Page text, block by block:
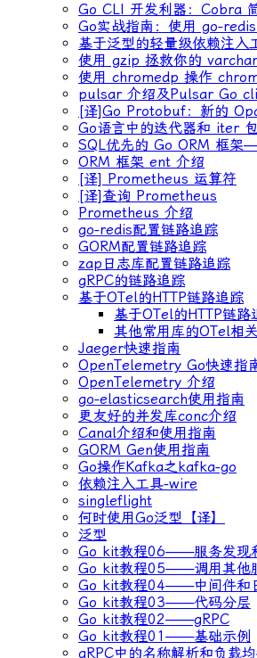
Go CLI 开发利器：Cobra
Go实战指南：使用 go-
基于泛型的轻量级依赖注入
使用 gzip 拯救你的 varchar
使用 chromedp 操作
pulsar 介绍及Pulsar Go
[译]Go Protobuf：新的
Go语言中的迭代器和 iter
SQL优先的 Go ORM 框
ORM 框架 ent 介绍
[译] Prometheus 运算符
[译]查询 Prometheus
Prometheus 介绍
go-redis配置链路追踪
GORM配置链路追踪
zap日志库配置链路追踪
gRPC的链路追踪
基于OTel的HTTP链路追踪
基于OTel的HTTP链路
其他常用库的OTel相
Jaeger快速指南
OpenTelemetry Go快速指
OpenTelemetry 介绍
go-elasticsearch使用指南
更友好的并发库conc介绍
Canal介绍和使用指南
GORM Gen使用指南
Go操作Kafka之kafka-go
依赖注入工具-wire
singleflight
何时使用Go泛型【译】
泛型
Go kit教程06——服务发现
Go kit教程05——调用其他
Go kit教程04——中间件和
Go kit教程03——代码分层
Go kit教程02——gRPC
Go kit教程01——基础示例
gRPC中的名称解析和负载